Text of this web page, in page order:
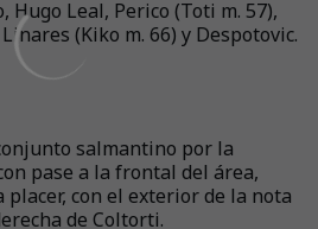
Hugo Leal, Perico (Toti m. 57),
(Kiko m. 66) y Despotovic.
salmantino por la
pase a la frontal del área,
placer, con el exterior de la nota
de Coltorti.